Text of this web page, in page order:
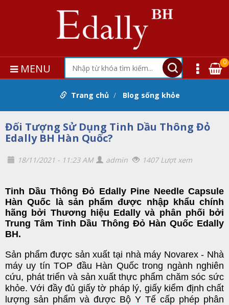
MENU 0
Trang chủ Blog sống khỏe
Đối Tượng Sử Dụng Tinh Dầu Thông Đỏ
Edally BH Hàn Quốc?
18/11/2021 - 11:23 AM admin 1407 Lượt xem
Tinh Dầu Thông Đỏ Edally Pine Needle Capsule
Hàn Quốc là sản phẩm được nhập khẩu chính
hãng bởi Thương hiệu Edally và phân phối bởi
Trung Tâm Tinh Dầu Thông Đỏ Hàn Quốc Edally
BH.
Sản phẩm được sản xuất tại nhà máy Novarex - Nhà
máy uy tín TOP đầu Hàn Quốc trong ngành nghiên
cứu, phát triển và sản xuấtthực phẩm chăm sóc sức
khỏe. Với đầy đủ giấy tờ pháp lý, giấy kiểm định chất
lượng sản phẩm và được Bộ Y Tế cấp phép phân